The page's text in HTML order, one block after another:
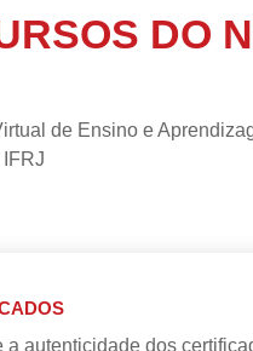
DO
de Ensino e
IFRJ
a autenticidade dos